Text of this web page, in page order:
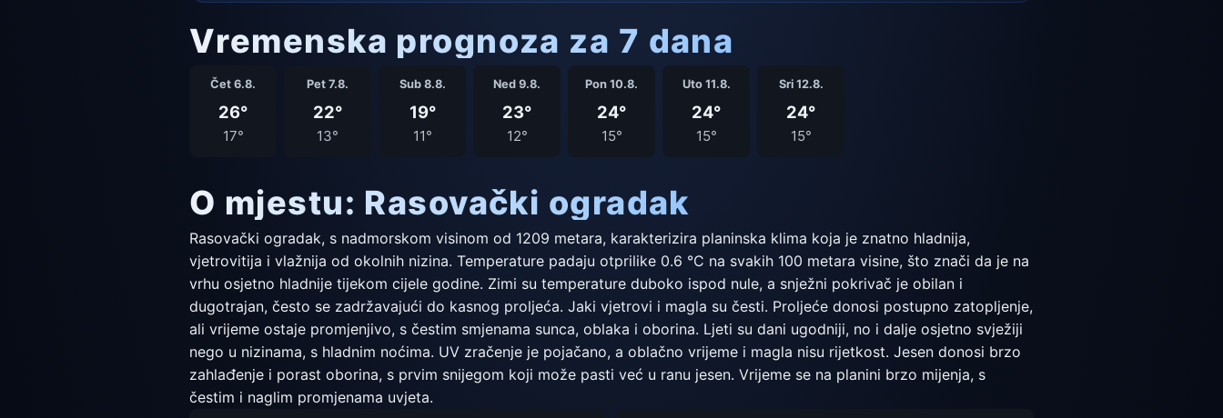
Vremenska prognoza za 7 dana
Čet 6.8.
26°
17°
Pet 7.8.
22°
13°
Sub 8.8.
19°
11°
Ned 9.8.
23°
12°
Pon 10.8.
24°
15°
Uto 11.8.
24°
15°
Sri 12.8.
24°
15°
O mjestu: Rasovački ogradak
Rasovački ogradak, s nadmorskom visinom od 1209 metara, karakterizira planinska klima koja je znatno hladnija,
vjetrovitija i vlažnija od okolnih nizina. Temperature padaju otprilike 0.6 °C na svakih 100 metara visine, što znači da je na
vrhu osjetno hladnije tijekom cijele godine. Zimi su temperature duboko ispod nule, a snježni pokrivač je obilan i
dugotrajan, često se zadržavajući do kasnog proljeća. Jaki vjetrovi i magla su česti. Proljeće donosi postupno zatopljenje,
ali vrijeme ostaje promjenjivo, s čestim smjenama sunca, oblaka i oborina. Ljeti su dani ugodniji, no i dalje osjetno svježiji
nego u nizinama, s hladnim noćima. UV zračenje je pojačano, a oblačno vrijeme i magla nisu rijetkost. Jesen donosi brzo
zahlađenje i porast oborina, s prvim snijegom koji može pasti već u ranu jesen. Vrijeme se na planini brzo mijenja, s
čestim i naglim promjenama uvjeta.